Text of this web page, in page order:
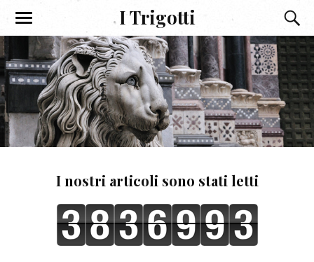
I Trigotti
I nostri articoli sono stati letti